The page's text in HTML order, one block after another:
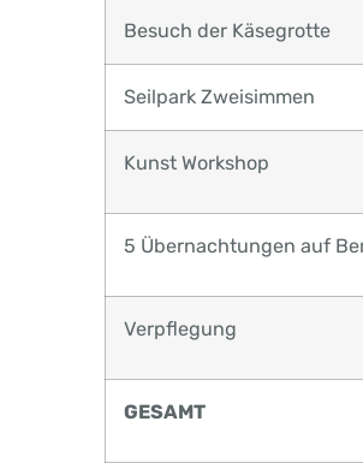
Besuch der Käsegrotte
Seilpark Zweisimmen
Kunst Workshop
5 Übernachtungen auf
Verpflegung
GESAMT